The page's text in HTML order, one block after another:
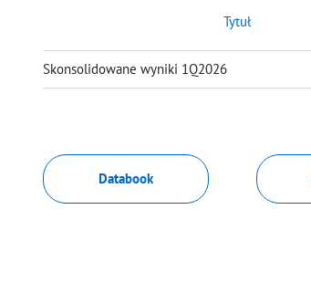
Tytuł
Skonsolidowane wyniki 1Q2026
Databook